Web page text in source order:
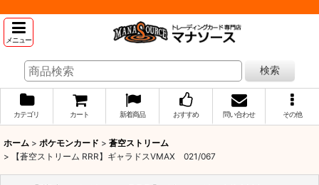
メニュー
検索
カテゴリ カート 新着商品 おすすめ 問い合わせ その他
ホーム > ポケモンカード > 蒼空ストリーム
>
【蒼空ストリーム RRR】ギャラドスVMAX 021/067